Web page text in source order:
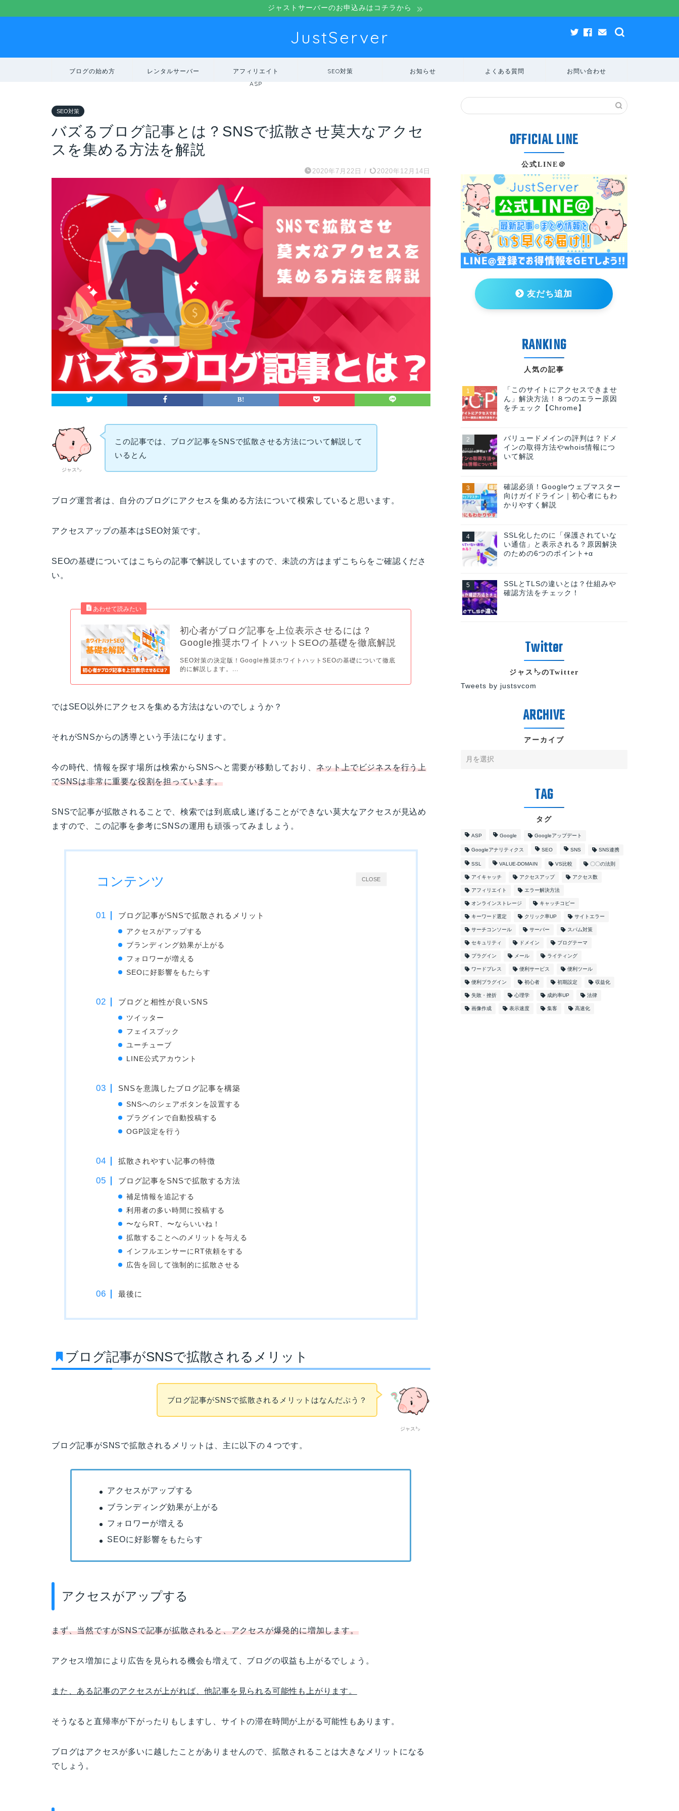
ジャストサーバーのお申込みはコチラから
JustServer
ブログの始め方 レンタルサーバー
アフィリエイト
ASP
SEO対策 お知らせ よくある質問 お問い合わせ
SEO対策
バズるブログ記事とは？SNSで拡散させ莫大なアクセ
スを集める方法を解説
2020年7月22日 / 2020年12月14日
ジャス㌧
この記事では、ブログ記事をSNSで拡散させる方法について解説して
いるとん
ブログ運営者は、自分のブログにアクセスを集める方法について模索していると思います。
アクセスアップの基本はSEO対策です。
SEOの基礎についてはこちらの記事で解説していますので、未読の方はまずこちらをご確認くださ
い。
初心者がブログ記事を上位表示させるには？
Google推奨ホワイトハットSEOの基礎を徹底解説
SEO対策の決定版！Google推奨ホワイトハットSEOの基礎について徹底
的に解説します。...
ではSEO以外にアクセスを集める方法はないのでしょうか？
それがSNSからの誘導という手法になります。
今の時代、情報を探す場所は検索からSNSへと需要が移動しており、 ネット上でビジネスを行う上
でSNSは非常に重要な役割を担っています。
SNSで記事が拡散されることで、検索では到底成し遂げることができない莫大なアクセスが見込め
ますので、この記事を参考にSNSの運用も頑張ってみましょう。
CLOSE
コンテンツ
ブログ記事がSNSで拡散されるメリット
アクセスがアップする
ブランディング効果が上がる
フォロワーが増える
SEOに好影響をもたらす
ブログと相性が良いSNS
ツイッター
フェイスブック
ユーチューブ
LINE公式アカウント
SNSを意識したブログ記事を構築
SNSへのシェアボタンを設置する
プラグインで自動投稿する
OGP設定を行う
拡散されやすい記事の特徴
ブログ記事をSNSで拡散する方法
補足情報を追記する
利用者の多い時間に投稿する
〜ならRT、〜ならいいね！
拡散することへのメリットを与える
インフルエンサーにRT依頼をする
広告を回して強制的に拡散させる
最後に
ブログ記事がSNSで拡散されるメリット
ジャス㌧
ブログ記事がSNSで拡散されるメリットはなんだぷう？
ブログ記事がSNSで拡散されるメリットは、主に以下の４つです。
アクセスがアップする
ブランディング効果が上がる
フォロワーが増える
SEOに好影響をもたらす
アクセスがアップする
まず、当然ですがSNSで記事が拡散されると、アクセスが爆発的に増加します。
アクセス増加により広告を見られる機会も増えて、ブログの収益も上がるでしょう。
また、ある記事のアクセスが上がれば、他記事を見られる可能性も上がります。
そうなると直帰率が下がったりもしますし、サイトの滞在時間が上がる可能性もあります。
ブログはアクセスが多いに越したことがありませんので、拡散されることは大きなメリットになる
でしょう。
公式LINE＠
友だち追加
人気の記事
「このサイトにアクセスできませ
ん」解決方法！８つのエラー原因
をチェック【Chrome】
バリュードメインの評判は？ドメ
インの取得方法やwhois情報につ
いて解説
確認必須！Googleウェブマスター
向けガイドライン｜初心者にもわ
かりやすく解説
SSL化したのに「保護されていな
い通信」と表示される？原因解決
のための6つのポイント+α
SSLとTLSの違いとは？仕組みや
確認方法をチェック！
ジャス㌧のTwitter
Tweets by justsvcom
アーカイブ
タグ
ASP Google Googleアップデート
Googleアナリティクス SEO SNS SNS連携
SSL VALUE-DOMAIN VS比較 〇〇の法則
アイキャッチ アクセスアップ アクセス数
アフィリエイト エラー解決方法
オンラインストレージ キャッチコピー
キーワード選定 クリック率UP サイトエラー
サーチコンソール サーバー スパム対策
セキュリティ ドメイン ブログテーマ
プラグイン メール ライティング
ワードプレス 便利サービス 便利ツール
便利プラグイン 初心者 初期設定 収益化
失敗・挫折 心理学 成約率UP 法律
画像作成 表示速度 集客 高速化